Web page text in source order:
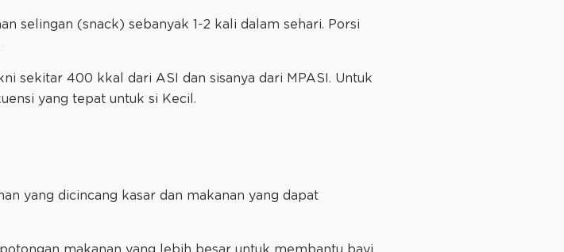
selingan (snack) sebanyak 1-2 kali dalam sehari. Porsi
sekitar 400 kkal dari ASI dan sisanya dari MPASI. Untuk
yang tepat untuk si Kecil.
yang dicincang kasar dan makanan yang dapat